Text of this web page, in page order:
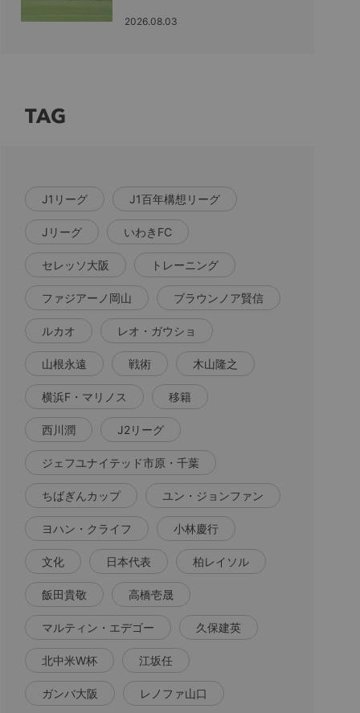
2026.08.03
TAG
J1リーグ J1百年構想リーグ
Jリーグ いわきFC
セレッソ大阪 トレーニング
ファジアーノ岡山 ブラウンノア賢信
ルカオ レオ・ガウショ
山根永遠 戦術 木山隆之
横浜F・マリノス 移籍
西川潤 J2リーグ
ジェフユナイテッド市原・千葉
ちばぎんカップ ユン・ジョンファン
ヨハン・クライフ 小林慶行
文化 日本代表 柏レイソル
飯田貴敬 高橋壱晟
マルティン・エデゴー 久保建英
北中米W杯 江坂任
ガンバ大阪 レノファ山口